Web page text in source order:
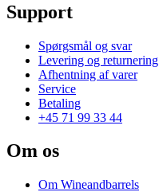
Support
Spørgsmål og svar
Levering og returnering
Afhentning af varer
Service
Betaling
+45 71 99 33 44
Om os
Om Wineandbarrels